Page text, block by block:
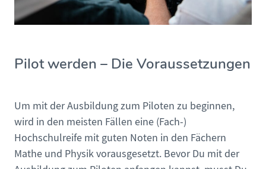
Pilot werden – Die Voraussetzungen
Um mit der Ausbildung zum Piloten zu beginnen,
wird in den meisten Fällen eine (Fach-)
Hochschulreife mit guten Noten in den Fächern
Mathe und Physik vorausgesetzt. Bevor Du mit der